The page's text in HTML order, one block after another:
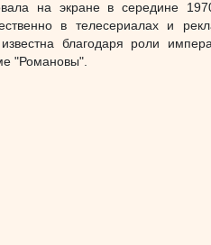
на экране в середине
в телесериалах и
благодаря роли
"Романовы".